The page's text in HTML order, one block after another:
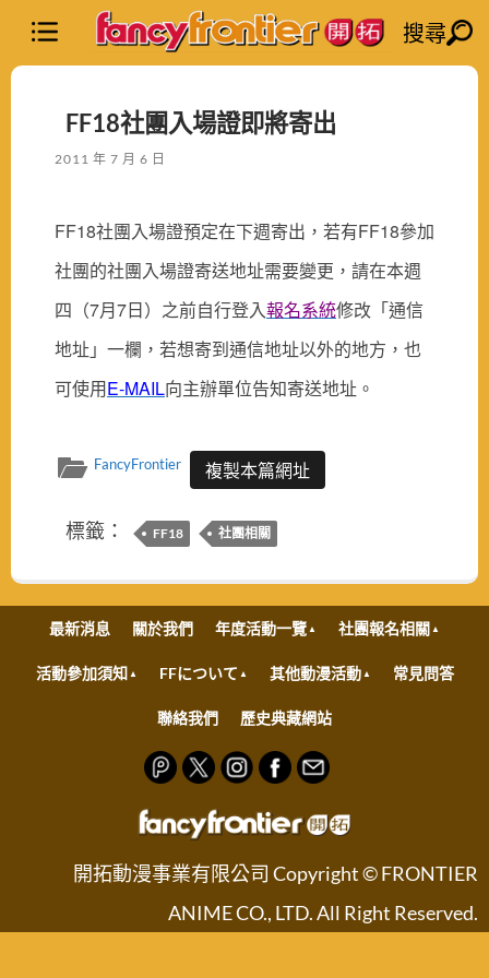
搜尋
FF18社團入場證即將寄出
2011 年 7 月 6 日
FF18社團入場證預定在下週寄出，若有FF18參加
社團的社團入場證寄送地址需要變更，請在本週
四（7月7日）之前自行登入報名系統修改「通信
地址」一欄，若想寄到通信地址以外的地方，也
可使用E-MAIL向主辦單位告知寄送地址。
FancyFrontier 複製本篇網址
標籤： FF18 社團相關
最新消息 關於我們 年度活動一覽 社團報名相關
活動參加須知 FFについて 其他動漫活動 常見問答
聯絡我們 歷史典藏網站
開拓動漫事業有限公司 Copyright © FRONTIER
ANIME CO., LTD. All Right Reserved.